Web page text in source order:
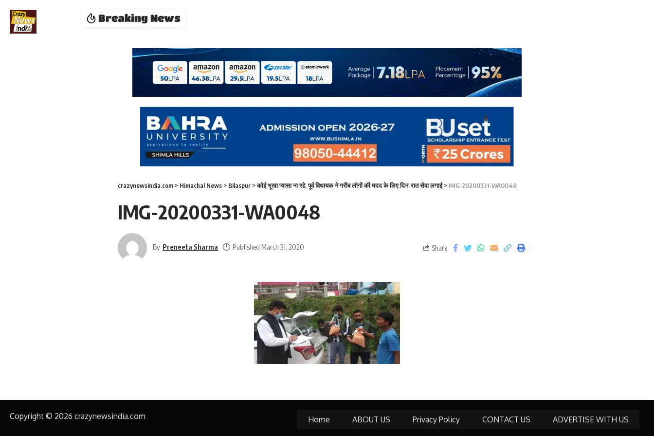
Breaking News
crazynewsindia.com > Himachal News > Bilaspur >कोई भूखा प्यासा ना रहे, पूर्व विधायक ने गरीब लोगों की मदद के लिए दिन-रात सेवा लगाई> IMG-20200331-WA0048
IMG-20200331-WA0048
By Preneeta Sharma Published March 31, 2020 Share
Copyright © 2026 crazynewsindia.com Home ABOUT US Privacy Policy CONTACT US ADVERTISE WITH US